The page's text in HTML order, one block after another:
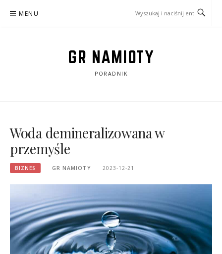
MENU
GR NAMIOTY
PORADNIK
Woda demineralizowana w
przemyśle
BIZNES GR NAMIOTY 2023-12-21